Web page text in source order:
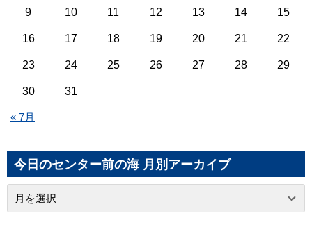
« 7月
9 10 11 12 13 14 15
16 17 18 19 20 21 22
23 24 25 26 27 28 29
30 31
今日のセンター前の海 月別アーカイブ